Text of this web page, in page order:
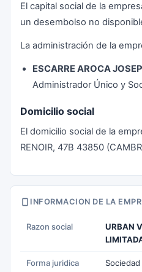
El capital social de la
un desembolso no
La administración de la
ESCARRE AROCA
Administrador Único y
Domicilio social
El domicilio social de la
RENOIR, 47B 43850
INFORMACION DE LA
Razon social
URBAN
Forma juridica